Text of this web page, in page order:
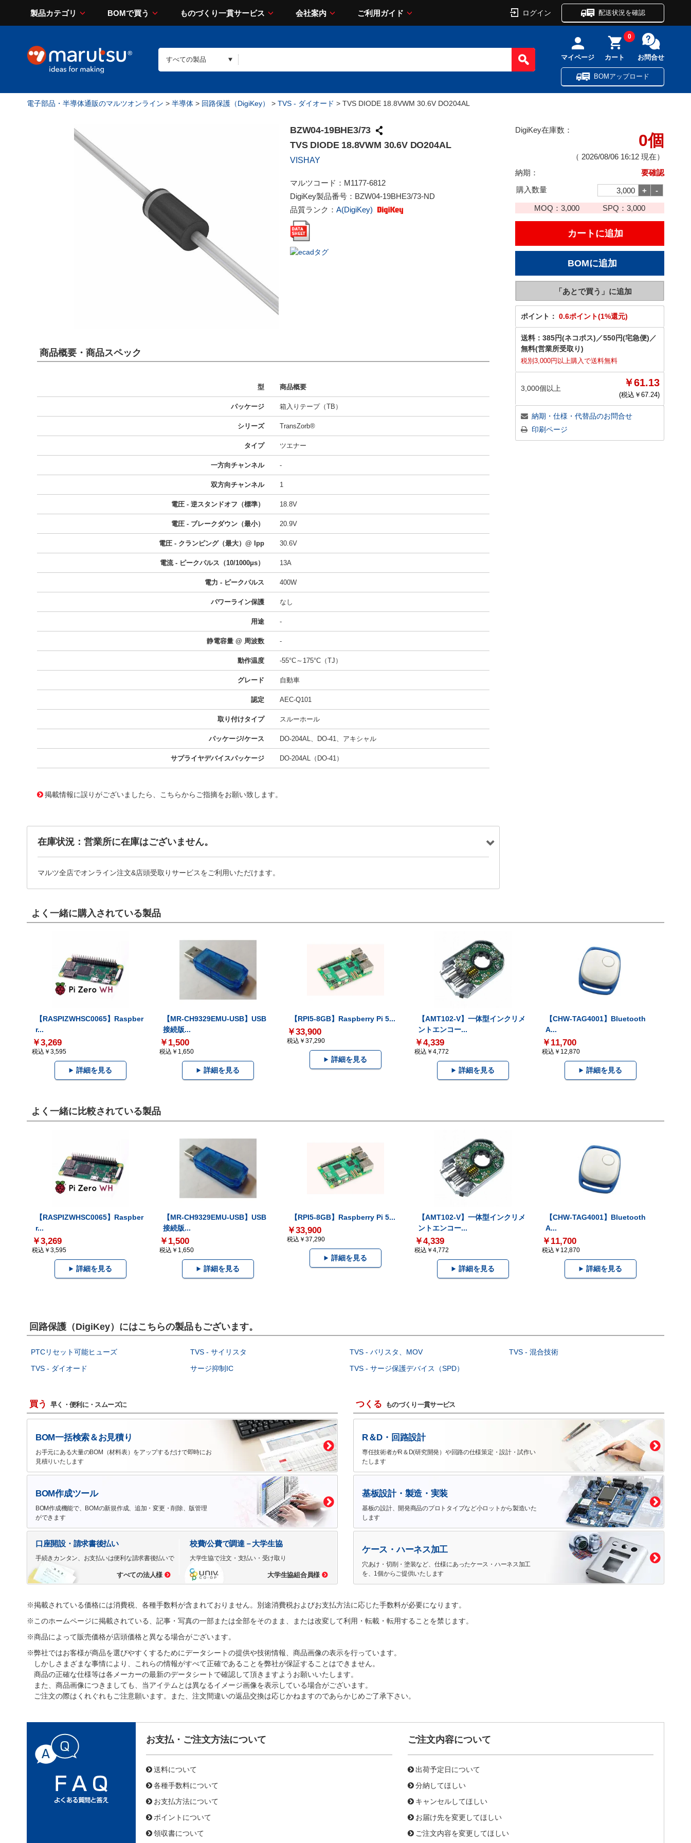
製品カテゴリ BOMで買う ものづくり一貫サービス 会社案内 ご利用ガイド ログイン 配送状況を確認
マイページ カート
0
お問合せ
BOMアップロード
電子部品・半導体通販のマルツオンライン > 半導体 > 回路保護（DigiKey） > TVS - ダイオード > TVS DIODE 18.8VWM 30.6V DO204AL
BZW04-19BHE3/73
TVS DIODE 18.8VWM 30.6V DO204AL
VISHAY
マルツコード： M1177-6812
DigiKey製品番号： BZW04-19BHE3/73-ND
品質ランク： A(DigiKey)
DigiKey在庫数：
0個
（ 2026/08/06 16:12 現在）
納期：
要確認
購入数量
MOQ：3,000 SPQ： 3,000
ポイント： 0.6ポイント(1%還元)
送料： 385円(ネコポス) ／550円(宅急便) ／
無料(営業所受取り)
税別3,000円以上購入で送料無料
3,000個以上 ￥61.13
(税込￥ 67.24)
納期・仕様・代替品のお問合せ
印刷ページ
商品概要・商品スペック
型 商品概要
パッケージ 箱入りテープ（TB）
シリーズ TransZorb®
タイプ ツエナー
一方向チャンネル -
双方向チャンネル 1
電圧 - 逆スタンドオフ（標準） 18.8V
電圧 - ブレークダウン（最小） 20.9V
電圧 - クランピング（最大）@ Ipp 30.6V
電流 - ピークパルス（10/1000μs） 13A
電力 - ピークパルス 400W
パワーライン保護 なし
用途 -
静電容量 @ 周波数 -
動作温度 -55°C～175°C（TJ）
グレード 自動車
認定 AEC-Q101
取り付けタイプ スルーホール
パッケージ/ケース DO-204AL、DO-41、アキシャル
サプライヤデバイスパッケージ DO-204AL（DO-41）
掲載情報に誤りがございましたら、こちらからご指摘をお願い致します。
在庫状況：営業所に在庫はございません。
マルツ全店でオンライン注文&店頭受取りサービスをご利用いただけます。
よく一緒に購入されている製品
【RASPIZWHSC0065】Raspber
r...
￥3,269
税込￥3,595
詳細を見る
【MR-CH9329EMU-USB】USB
接続版...
￥1,500
税込￥1,650
詳細を見る
【RPI5-8GB】Raspberry Pi 5...
￥33,900
税込￥37,290
詳細を見る
【AMT102-V】一体型インクリメ
ントエンコー...
￥4,339
税込￥4,772
詳細を見る
【CHW-TAG4001】Bluetooth
A...
￥11,700
税込￥12,870
詳細を見る
よく一緒に比較されている製品
【RASPIZWHSC0065】Raspber
r...
￥3,269
税込￥3,595
詳細を見る
【MR-CH9329EMU-USB】USB
接続版...
￥1,500
税込￥1,650
詳細を見る
【RPI5-8GB】Raspberry Pi 5...
￥33,900
税込￥37,290
詳細を見る
【AMT102-V】一体型インクリメ
ントエンコー...
￥4,339
税込￥4,772
詳細を見る
【CHW-TAG4001】Bluetooth
A...
￥11,700
税込￥12,870
詳細を見る
回路保護（DigiKey）にはこちらの製品もございます。
PTCリセット可能ヒューズ TVS - サイリスタ TVS - バリスタ、MOV
TVS - 混合技術
TVS - ダイオード
サージ抑制IC TVS - サージ保護デバイス（SPD）
買う 早く・便利に・スムーズに
BOM一括検索＆お見積り
お手元にある大量のBOM（材料表）をアップするだけで即時にお
見積りいたします
BOM作成ツール
BOM作成機能で、BOMの新規作成、追加・変更・削除、版管理
ができます
口座開設・請求書後払い
手続きカンタン、お支払いは便利な請求書後払いで
すべての法人様
校費/公費で調達－大学生協
大学生協で注文・支払い・受け取り
大学生協組合員様
つくる ものづくり一貫サービス
R＆D・回路設計
専任技術者がR＆D(研究開発）や回路の仕様策定・設計・試作い
たします
基板設計・製造・実装
基板の設計、開発商品のプロトタイプなど小ロットから製造いた
します
ケース・ハーネス加工
穴あけ・切削・塗装など、仕様にあったケース・ハーネス加工
を、1個からご提供いたします
※掲載されている価格には消費税、各種手数料が含まれておりません。別途消費税およびお支払方法に応じた手数料が必要になります。
※このホームページに掲載されている、記事・写真の一部または全部をそのまま、または改変して利用・転載・転用することを禁じます。
※商品によって販売価格が店頭価格と異なる場合がございます。
※弊社ではお客様が商品を選びやすくするためにデータシートの提供や技術情報、商品画像の表示を行っています。
しかしさまざまな事情により、これらの情報がすべて正確であることを弊社が保証することはできません。
商品の正確な仕様等は各メーカーの最新のデータシートで確認して頂きますようお願いいたします。
また、商品画像につきましても、当アイテムとは異なるイメージ画像を表示している場合がございます。
ご注文の際はくれぐれもご注意願います。また、注文間違いの返品交換は応じかねますのであらかじめご了承下さい。
お支払・ご注文方法について
送料について
各種手数料について
お支払方法について
ポイントについて
領収書について
ご注文内容について
出荷予定日について
分納してほしい
キャンセルしてほしい
お届け先を変更してほしい
ご注文内容を変更してほしい